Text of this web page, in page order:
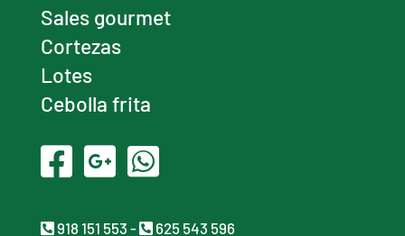
Sales gourmet
Cortezas
Lotes
Cebolla frita
918 151 553 - 625 543 596